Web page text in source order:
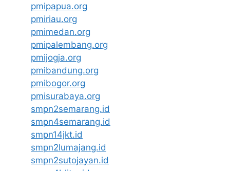
pmipapua.org
pmiriau.org
pmimedan.org
pmipalembang.org
pmijogja.org
pmibandung.org
pmibogor.org
pmisurabaya.org
smpn2semarang.id
smpn4semarang.id
smpn14jkt.id
smpn2lumajang.id
smpn2sutojayan.id